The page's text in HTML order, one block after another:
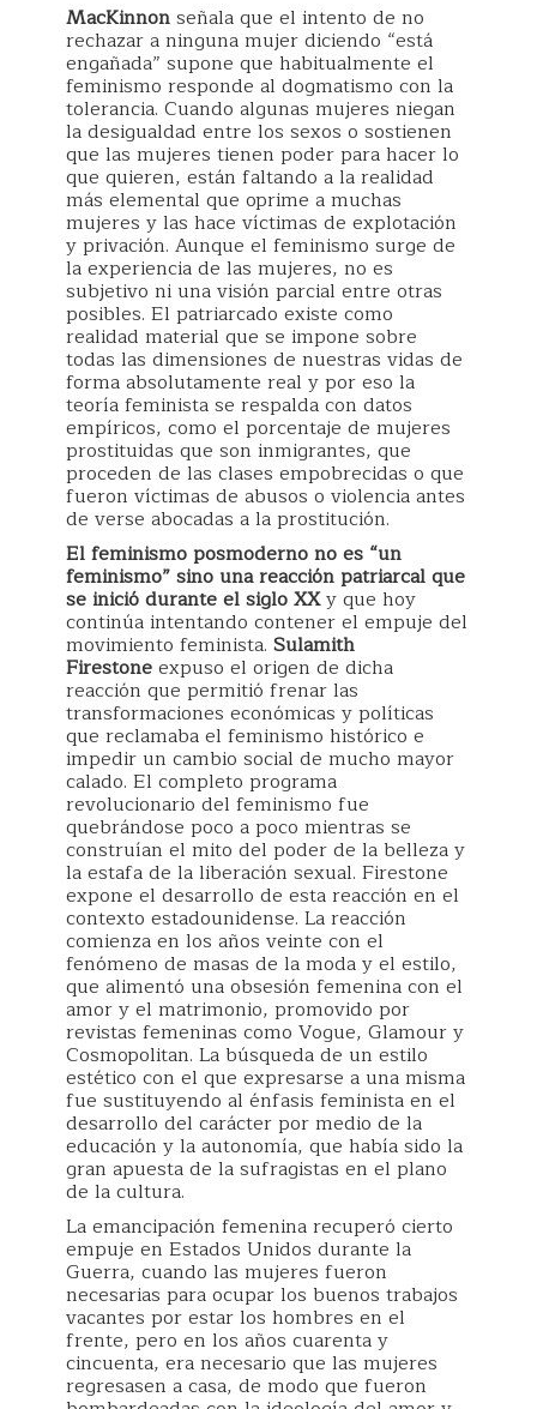
MacKinnonseñala que el intento de no
rechazar a ninguna mujer diciendo “está
engañada” supone que habitualmente el
feminismo responde al dogmatismo con la
tolerancia. Cuando algunas mujeres niegan
la desigualdad entre los sexos o sostienen
que las mujeres tienen poder para hacer lo
que quieren, están faltando a la realidad
más elemental que oprime a muchas
mujeres y las hace víctimas de explotación
y privación. Aunque el feminismo surge de
la experiencia de las mujeres, no es
subjetivo ni una visión parcial entre otras
posibles. El patriarcado existe como
realidad material que se impone sobre
todas las dimensiones de nuestras vidas de
forma absolutamente real y por eso la
teoría feminista se respalda con datos
empíricos, como el porcentaje de mujeres
prostituidas que son inmigrantes, que
proceden de las clases empobrecidas o que
fueron víctimas de abusos o violencia antes
de verse abocadas a la prostitución.
El feminismo posmoderno no es “un
feminismo” sino una reacción patriarcal que
se inició durante el siglo XXy que hoy
continúa intentando contener el empuje del
movimiento feminista. Sulamith
Firestoneexpuso el origen de dicha
reacción que permitió frenar las
transformaciones económicas y políticas
que reclamaba el feminismo histórico e
impedir un cambio social de mucho mayor
calado. El completo programa
revolucionario del feminismo fue
quebrándose poco a poco mientras se
construían el mito del poder de la belleza y
la estafa de la liberación sexual. Firestone
expone el desarrollo de esta reacción en el
contexto estadounidense. La reacción
comienza en los años veinte con el
fenómeno de masas de la moda y el estilo,
que alimentó una obsesión femenina con el
amor y el matrimonio, promovido por
revistas femeninas como Vogue, Glamour y
Cosmopolitan. La búsqueda de un estilo
estético con el que expresarse a una misma
fue sustituyendo al énfasis feminista en el
desarrollo del carácter por medio de la
educación y la autonomía, que había sido la
gran apuesta de la sufragistas en el plano
de la cultura.
La emancipación femenina recuperó cierto
empuje en Estados Unidos durante la
Guerra, cuando las mujeres fueron
necesarias para ocupar los buenos trabajos
vacantes por estar los hombres en el
frente, pero en los años cuarenta y
cincuenta, era necesario que las mujeres
regresasen a casa, de modo que fueron